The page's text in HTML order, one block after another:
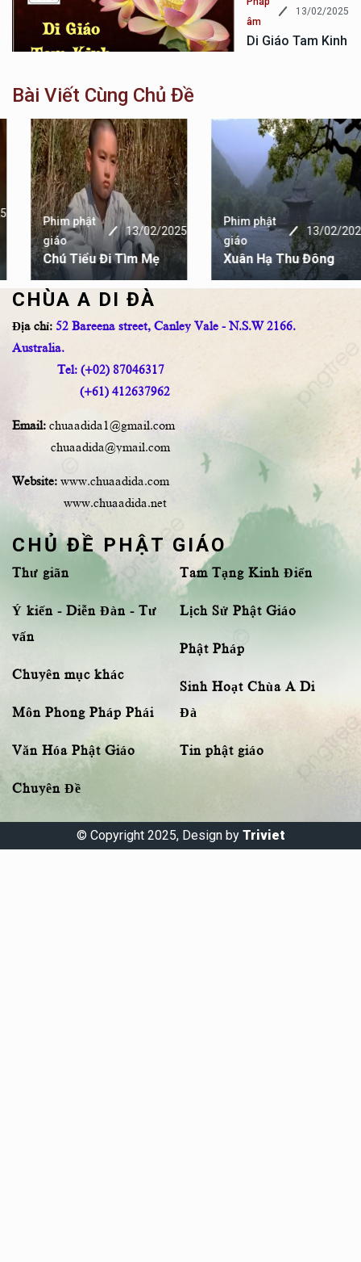
âm
13/02/2025
Di Giáo Tam Kinh
Bài Viết Cùng Chủ Đề
Phim phật
giáo
13/02/2025
Chú Tiểu Đi Tìm Mẹ
Phim phật
giáo
13/02/2025
Xuân Hạ Thu Đông
CHÙA A DI ĐÀ
Địa chỉ: 52 Bareena street, Canley Vale - N.S.W 2166.
Australia.
Tel: (+02) 87046317
(+61) 412637962
Email: chuaadida1@gmail.com
chuaadida@ymail.com
Website: www.chuaadida.com
www.chuaadida.net
CHỦ ĐỀ PHẬT GIÁO
Thư giãn
Ý kiến - Diễn Đàn - Tư
vấn
Chuyên mục khác
Môn Phong Pháp Phái
Văn Hóa Phật Giáo
Chuyên Đề
Tam Tạng Kinh Điển
Lịch Sử Phật Giáo
Phật Pháp
Sinh Hoạt Chùa A Di
Đà
Tin phật giáo
© Copyright 2025, Design by Triviet